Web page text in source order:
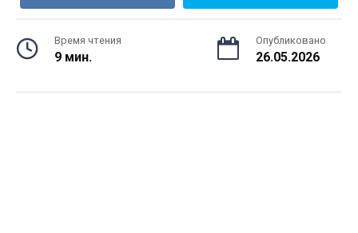
Время чтения
9 мин.
Опубликовано
26.05.2026